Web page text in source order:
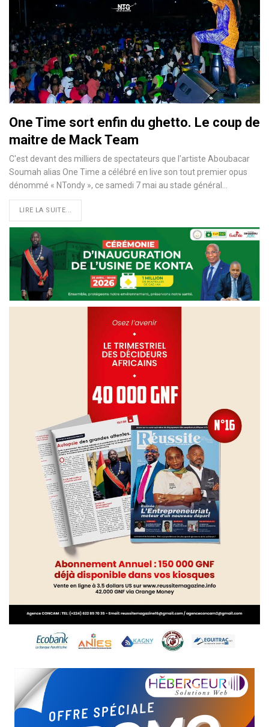
One Time sort enfin du ghetto. Le coup de
maitre de Mack Team
C'est devant des milliers de spectateurs que l'artiste Aboubacar
Soumah alias One Time a célébré en live son tout premier opus
dénommé « NTondy », ce samedi 7 mai au stade général…
LIRE LA SUITE...